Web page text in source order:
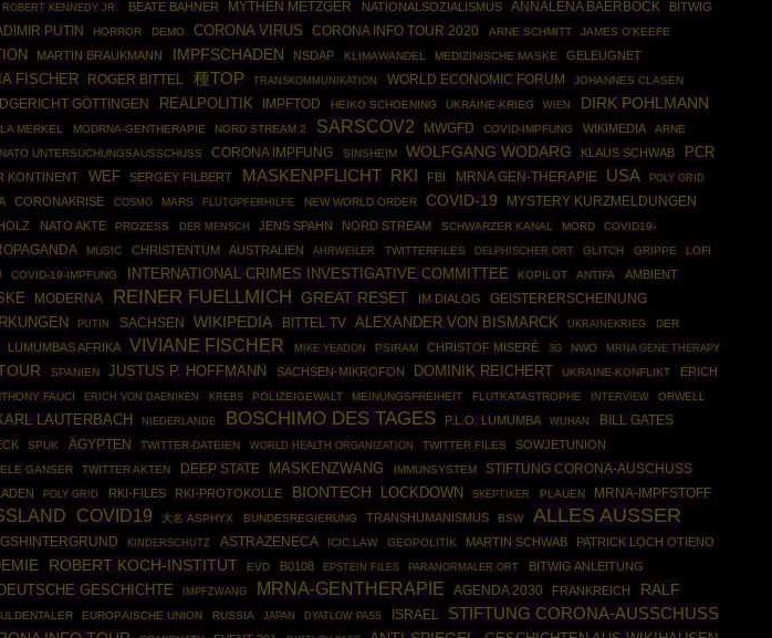
ROBERT KENNEDY JR. BEATE BAHNER MYTHEN METZGER NATIONALSOZIALISMUS ANNALENA BAERBOCK
BITWIG
PUTIN HORROR DEMO CORONA VIRUS CORONA INFO TOUR 2020 ARNE SCHMITT JAMES O'KEEFE
MARTIN BRAUKMANN IMPFSCHADEN NSDAP KLIMAWANDEL MEDIZINISCHE MASKE GELEUGNET
FISCHER ROGER BITTEL 種TOP TRANSKOMMUNIKATION WORLD ECONOMIC FORUM
JOHANNES CLASEN
GÖTTINGEN REALPOLITIK IMPFTOD HEIKO SCHOENING UKRAINE-KRIEG WIEN DIRK POHLMANN
MERKEL MODRNA-GENTHERAPIE NORD STREAM 2 SARSCOV2 MWGFD COVID-IMPFUNG WIKIMEDIA
ARNE
NATO UNTERSUCHUNGSAUSSCHUSS CORONA IMPFUNG SINSHEIM WOLFGANG WODARG KLAUS SCHWAB
PCR
KONTINENT WEF SERGEY FILBERT MASKENPFLICHT RKI FBI MRNA GEN-THERAPIE USA
POLY GRID
CORONAKRISE COSMO MARS FLUTOPFERHILFE NEW WORLD ORDER COVID-19 MYSTERY KURZMELDUNGEN
NATO AKTE PROZESS DER MENSCH JENS SPAHN NORD STREAM SCHWARZER KANAL MORD
COVID19-
MUSIC CHRISTENTUM AUSTRALIEN AHRWEILER TWITTERFILES DELPHISCHER ORT GLITCH GRIPPE LOFI
COVID-19-IMPFUNG INTERNATIONAL CRIMES INVESTIGATIVE COMMITTEE KOPILOT ANTIFA AMBIENT
MODERNA REINER FUELLMICH GREAT RESET IM DIALOG GEISTERERSCHEINUNG
PUTIN SACHSEN WIKIPEDIA BITTEL TV ALEXANDER VON BISMARCK UKRAINEKRIEG
DER
LUMUMBAS AFRIKA VIVIANE FISCHER MIKE YEADON PSIRAM CHRISTOF MISERÉ 3G NWO MRNA GENE THERAPY
SPANIEN JUSTUS P. HOFFMANN SACHSEN-MIKROFON DOMINIK REICHERT UKRAINE-KONFLIKT
ERICH
FAUCI ERICH VON DAENIKEN KREBS POLIZEIGEWALT MEINUNGSFREIHEIT FLUTKATASTROPHE INTERVIEW ORWELL
LAUTERBACH NIEDERLANDE BOSCHIMO DES TAGES P.L.O. LUMUMBA WUHAN BILL GATES
SPUK ÄGYPTEN TWITTER-DATEIEN WORLD HEALTH ORGANIZATION TWITTER FILES SOWJETUNION
GANSER TWITTER AKTEN DEEP STATE MASKENZWANG IMMUNSYSTEM STIFTUNG CORONA-AUSCHUSS
POLY GRID RKI-FILES RKI-PROTOKOLLE BIONTECH LOCKDOWN SKEPTIKER PLAUEN MRNA-IMPFSTOFF
COVID19 大名 ASPHYX BUNDESREGIERUNG TRANSHUMANISMUS BSW
ALLES AUSSER
KINDERSCHUTZ ASTRAZENECA ICIC.LAW GEOPOLITIK MARTIN SCHWAB
PATRICK LOCH OTIENO
ROBERT KOCH-INSTITUT EVD B0108 EPSTEIN FILES PARANORMALER ORT BITWIG ANLEITUNG
DEUTSCHE GESCHICHTE IMPFZWANG MRNA-GENTHERAPIE AGENDA 2030 FRANKREICH
RALF
EUROPÄISCHE UNION RUSSIA JAPAN DYATLOW PASS ISRAEL STIFTUNG CORONA-AUSSCHUSS